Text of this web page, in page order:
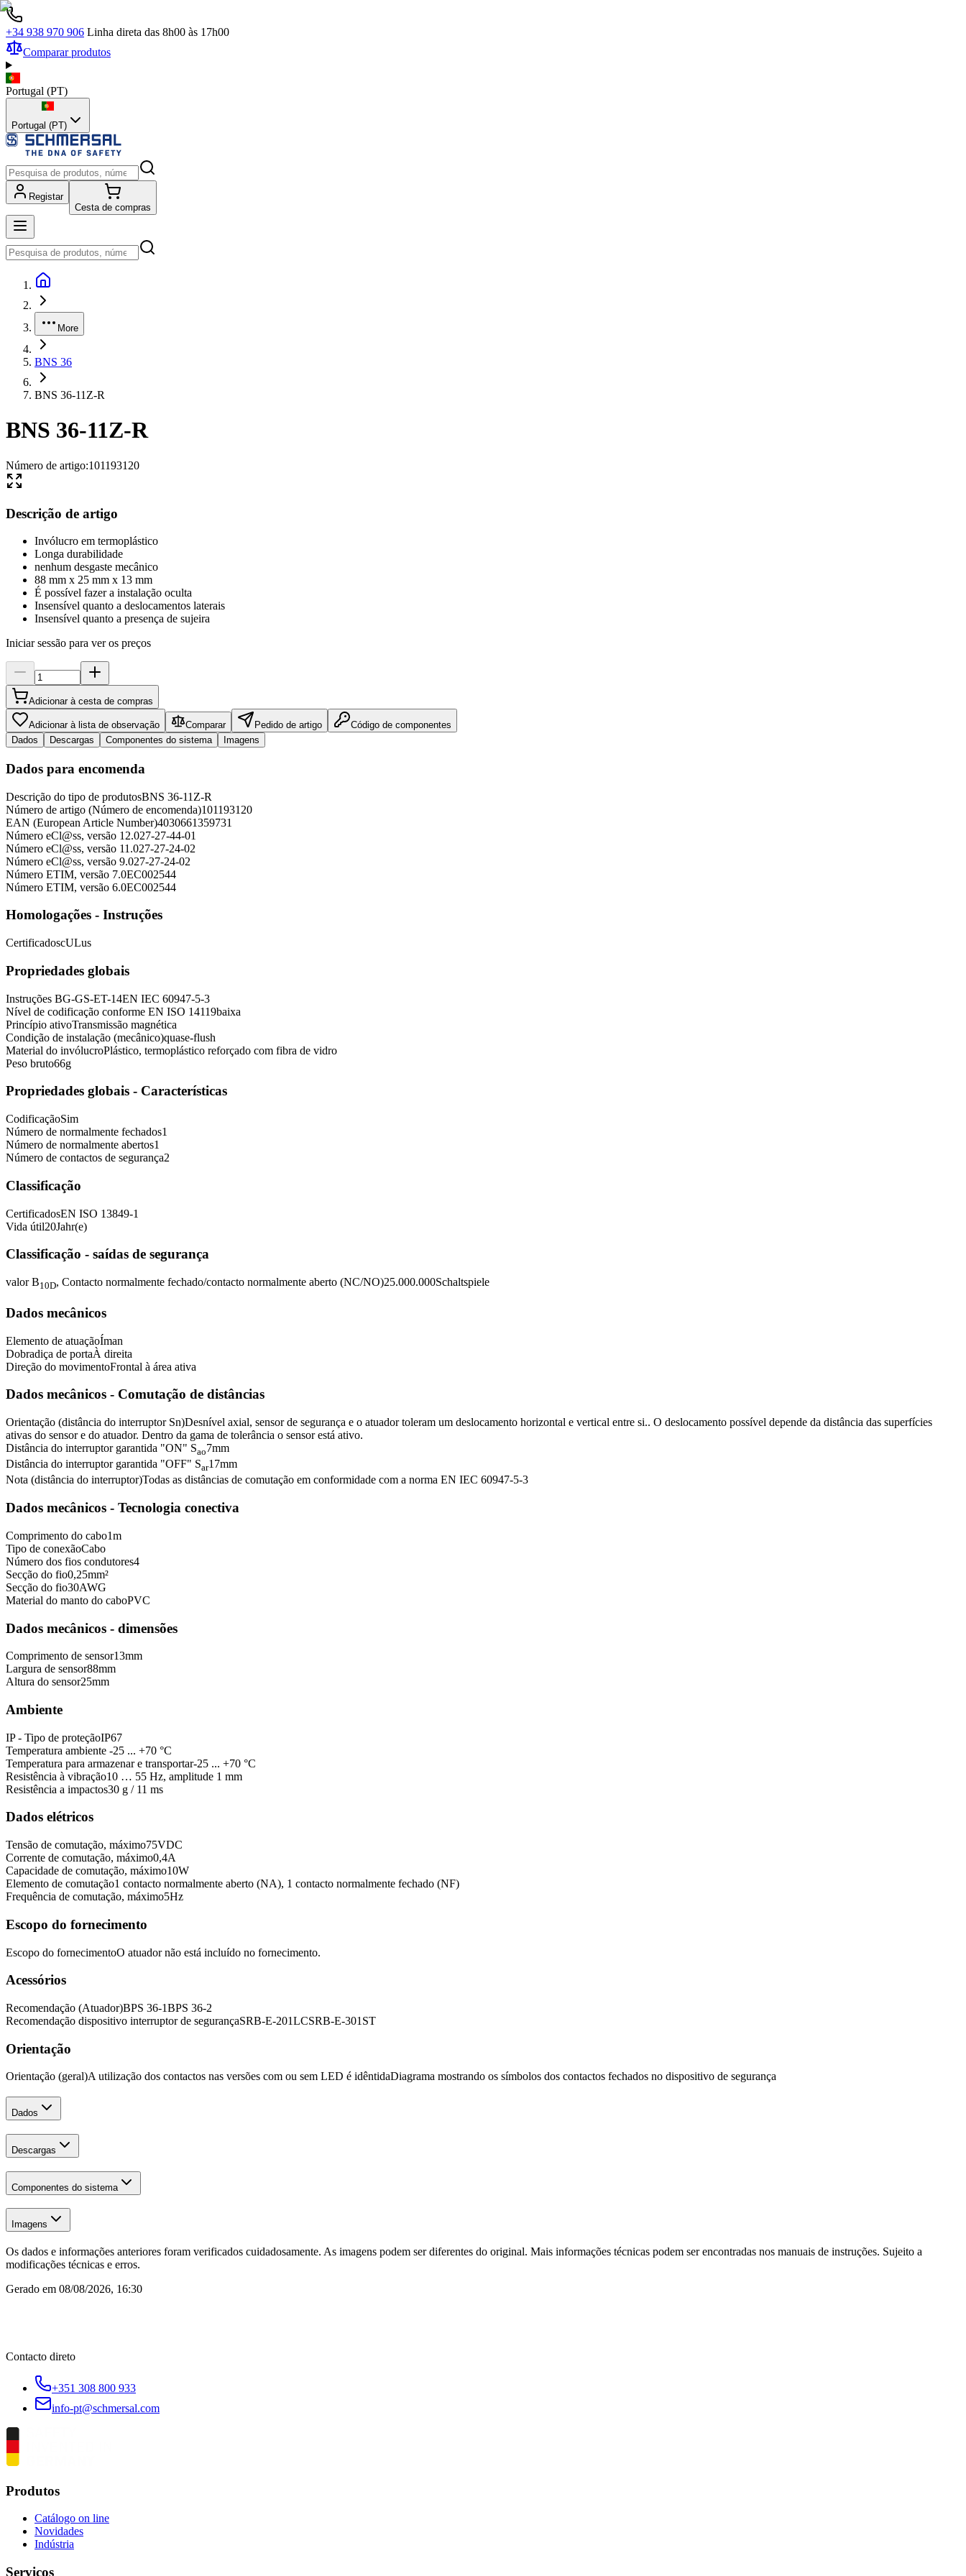
+34 938 970 906 Linha direta das 8h00 às 17h00
Comparar produtos
Portugal (PT)
Portugal (PT)
Registar
Cesta de compras
More
BNS 36
BNS 36-11Z-R
BNS 36-11Z-R
Número de artigo:101193120
Descrição de artigo
Invólucro em termoplástico
Longa durabilidade
nenhum desgaste mecânico
88 mm x 25 mm x 13 mm
É possível fazer a instalação oculta
Insensível quanto a deslocamentos laterais
Insensível quanto a presença de sujeira
Iniciar sessão para ver os preços
Adicionar à cesta de compras
Adicionar à lista de observação Comparar Pedido de artigo
Código de componentes
Dados
Descargas Componentes do sistema Imagens
Dados para encomenda
Descrição do tipo de produtosBNS 36-11Z-R
Número de artigo (Número de encomenda)101193120
EAN (European Article Number)4030661359731
Número eCl@ss, versão 12.027-27-44-01
Número eCl@ss, versão 11.027-27-24-02
Número eCl@ss, versão 9.027-27-24-02
Número ETIM, versão 7.0EC002544
Número ETIM, versão 6.0EC002544
Homologações - Instruções
CertificadoscULus
Propriedades globais
Instruções BG-GS-ET-14EN IEC 60947-5-3
Nível de codificação conforme EN ISO 14119baixa
Princípio ativoTransmissão magnética
Condição de instalação (mecânico)quase-flush
Material do invólucroPlástico, termoplástico reforçado com fibra de vidro
Peso bruto66g
Propriedades globais - Características
CodificaçãoSim
Número de normalmente fechados1
Número de normalmente abertos1
Número de contactos de segurança2
Classificação
CertificadosEN ISO 13849-1
Vida útil20Jahr(e)
Classificação - saídas de segurança
valor B10D, Contacto normalmente fechado/contacto normalmente aberto (NC/NO)25.000.000Schaltspiele
Dados mecânicos
Elemento de atuaçãoÍman
Dobradiça de portaÀ direita
Direção do movimentoFrontal à área ativa
Dados mecânicos - Comutação de distâncias
Orientação (distância do interruptor Sn)Desnível axial, sensor de segurança e o atuador toleram um deslocamento horizontal e vertical entre si.. O deslocamento possível depende da distância das superfícies
ativas do sensor e do atuador. Dentro da gama de tolerância o sensor está ativo.
Distância do interruptor garantida "ON" Sao7mm
Distância do interruptor garantida "OFF" Sar17mm
Nota (distância do interruptor)Todas as distâncias de comutação em conformidade com a norma EN IEC 60947-5-3
Dados mecânicos - Tecnologia conectiva
Comprimento do cabo1m
Tipo de conexãoCabo
Número dos fios condutores4
Secção do fio0,25mm²
Secção do fio30AWG
Material do manto do caboPVC
Dados mecânicos - dimensões
Comprimento de sensor13mm
Largura de sensor88mm
Altura do sensor25mm
Ambiente
IP - Tipo de proteçãoIP67
Temperatura ambiente -25 ... +70 °C
Temperatura para armazenar e transportar-25 ... +70 °C
Resistência à vibração10 … 55 Hz, amplitude 1 mm
Resistência a impactos30 g / 11 ms
Dados elétricos
Tensão de comutação, máximo75VDC
Corrente de comutação, máximo0,4A
Capacidade de comutação, máximo10W
Elemento de comutação1 contacto normalmente aberto (NA), 1 contacto normalmente fechado (NF)
Frequência de comutação, máximo5Hz
Escopo do fornecimento
Escopo do fornecimentoO atuador não está incluído no fornecimento.
Acessórios
Recomendação (Atuador)BPS 36-1BPS 36-2
Recomendação dispositivo interruptor de segurançaSRB-E-201LCSRB-E-301ST
Orientação
Orientação (geral)A utilização dos contactos nas versões com ou sem LED é idêntidaDiagrama mostrando os símbolos dos contactos fechados no dispositivo de segurança
Dados
Descargas
Componentes do sistema
Imagens
Os dados e informações anteriores foram verificados cuidadosamente. As imagens podem ser diferentes do original. Mais informações técnicas podem ser encontradas nos manuais de instruções. Sujeito a
modificações técnicas e erros.
Gerado em 08/08/2026, 16:30
Contacto direto
+351 308 800 933
info-pt@schmersal.com
Produtos
Catálogo on line
Novidades
Indústria
Serviços